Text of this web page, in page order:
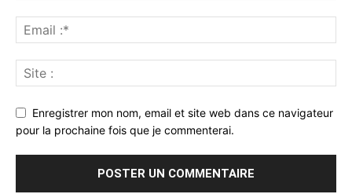
Enregistrer mon nom, email et site web dans ce navigateur
pour la prochaine fois que je commenterai.